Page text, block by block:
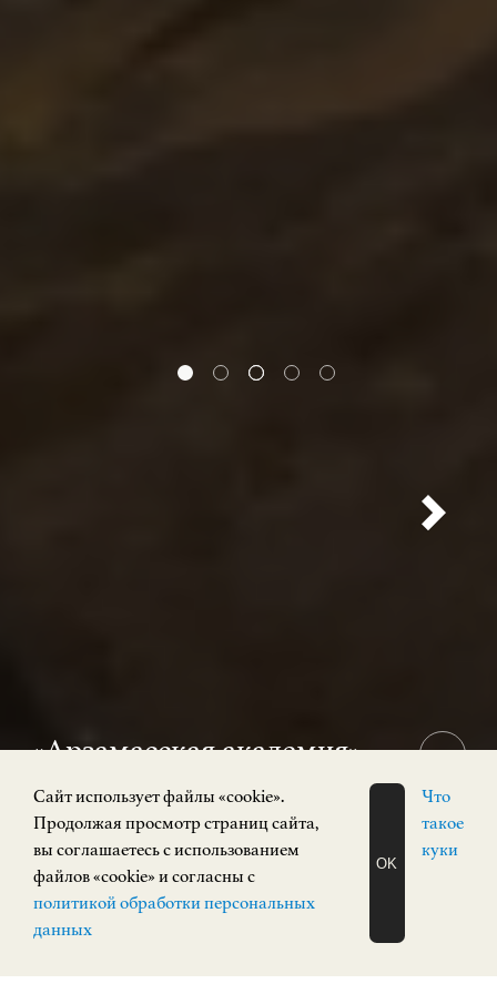
«Арзамасская академия» 12+
31 июля 2026 — 15 ноября 2026
Выставка
Кремль, корпус 3
ЗАПИСАТЬСЯ
НА ЭКСКУРСИЮ
Cайт использует файлы «cookie».
Продолжая просмотр страниц сайта,
вы соглашаетесь с использованием
файлов «cookie» и согласны с
политикой обработки персональных
данных
OK
Что
такое
куки